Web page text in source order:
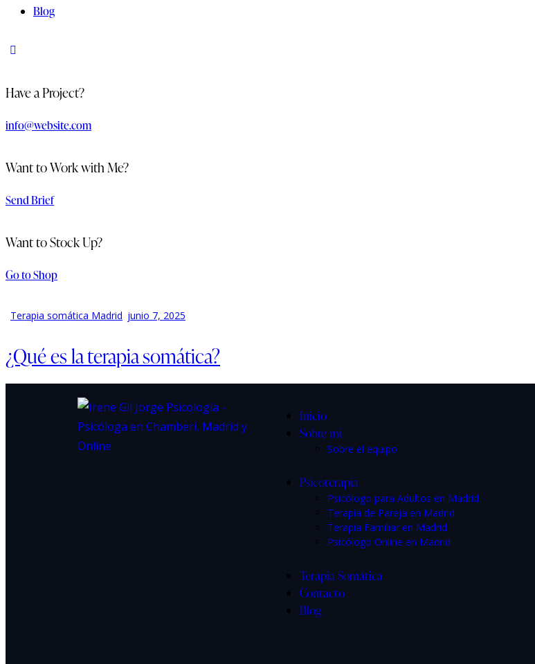
Blog
Have a Project?
info@website.com
Want to Work with Me?
Send Brief
Want to Stock Up?
Go to Shop
Terapia somática Madrid junio 7, 2025
¿Qué es la terapia somática?
Inicio
Sobre mi
Sobre el equipo
Psicoterapia
Psicólogo para Adultos en Madrid
Terapia de Pareja en Madrid
Terapia Familiar en Madrid
Psicólogo Online en Madrid
Terapia Somática
Contacto
Blog